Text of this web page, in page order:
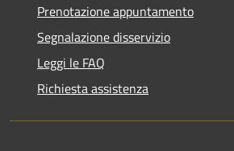
Prenotazione appuntamento
Segnalazione disservizio
Leggi le FAQ
Richiesta assistenza